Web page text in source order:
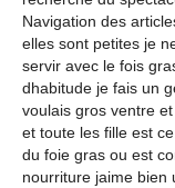
Navigation des
elles sont petites je
servir avec le fois
dhabitude je fais un
voulais gros ventre
et toute les fille est
du foie gras ou est
nourriture jaime bien